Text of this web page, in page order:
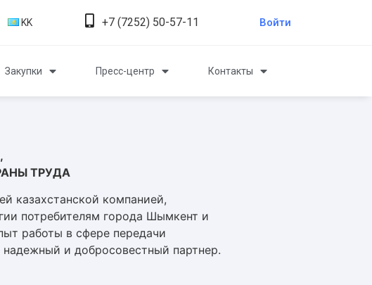
KK +7 (7252) 50-57-11 Войти
Закупки Пресс-центр Контакты
ТРУДА
казахстанской компанией,
потребителям города Шымкент и
работы в сфере передачи
надежный и добросовестный партнер.